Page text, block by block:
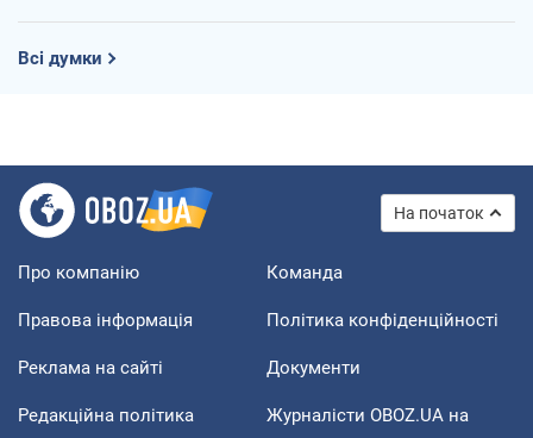
Всі думки
На початок
Про компанію Команда
Правова інформація Політика конфіденційності
Реклама на сайті Документи
Редакційна політика
Журналісти OBOZ.UA на